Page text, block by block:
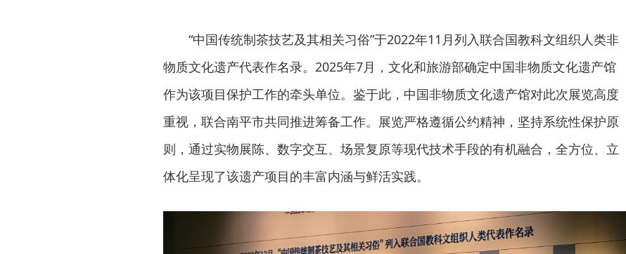
“中国传统制茶技艺及其相关习俗”于2022年11月列入联合国教科文组织人类非
物质文化遗产代表作名录。2025年7月，文化和旅游部确定中国非物质文化遗产馆
作为该项目保护工作的牵头单位。鉴于此，中国非物质文化遗产馆对此次展览高度
重视，联合南平市共同推进筹备工作。展览严格遵循公约精神，坚持系统性保护原
则，通过实物展陈、数字交互、场景复原等现代技术手段的有机融合，全方位、立
体化呈现了该遗产项目的丰富内涵与鲜活实践。